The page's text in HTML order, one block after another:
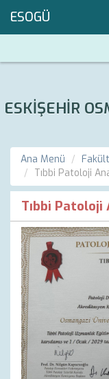
ESOGÜ
ESKİŞEHİR
Ana Menü
Tıbbi Patoloji
Tıbbi Patoloji